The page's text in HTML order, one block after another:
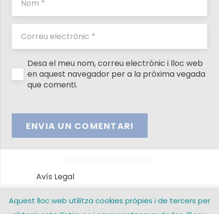
Desa el meu nom, correu electrònic i lloc web
en aquest navegador per a la pròxima vegada
que comenti.
ENVIA UN COMENTARI
Avís Legal
Política de privacitat
Aquest lloc web utilitza cookies pròpies i de tercers per